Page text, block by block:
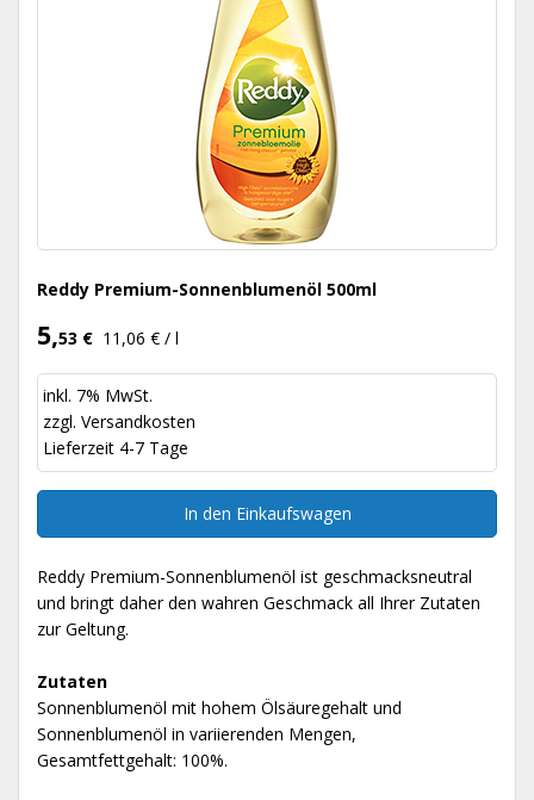
Reddy Premium-Sonnenblumenöl 500ml
5,53 € 11,06 € / l
inkl. 7% MwSt.
zzgl. Versandkosten
Lieferzeit 4-7 Tage
In den Einkaufswagen
Reddy Premium-Sonnenblumenöl ist geschmacksneutral
und bringt daher den wahren Geschmack all Ihrer Zutaten
zur Geltung.
Zutaten
Sonnenblumenöl mit hohem Ölsäuregehalt und
Sonnenblumenöl in variierenden Mengen,
Gesamtfettgehalt: 100%.